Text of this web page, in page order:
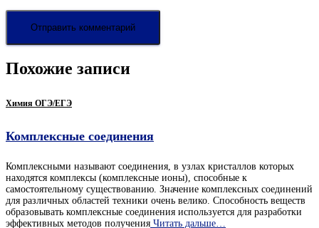
Похожие записи
Химия ОГЭ/ЕГЭ
Комплексные соединения
Комплексными называют соединения, в узлах кристаллов которых
находятся комплексы (комплексные ионы), способные к
самостоятельному существованию. Значение комплексных соединений
для различных областей техники очень велико. Способность веществ
образовывать комплексные соединения используется для разработки
эффективных методов получения Читать дальше…